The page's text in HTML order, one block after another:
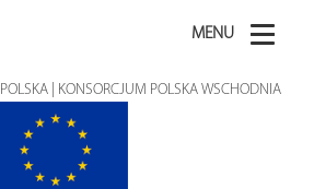
MENU
POLSKA | KONSORCJUM POLSKA WSCHODNIA